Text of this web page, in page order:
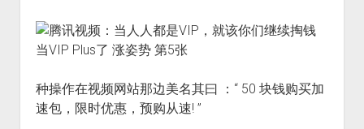
种操作在视频网站那边美名其曰 ：“ 50 块钱购买加
速包，限时优惠，预购从速! ”